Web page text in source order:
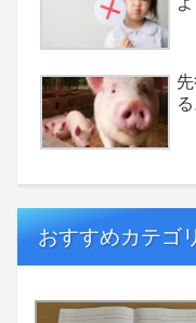
おすすめカテゴ